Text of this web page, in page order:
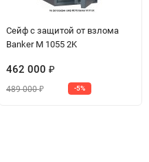
Сейф с защитой от взлома
Banker M 1055 2K
462 000 ₽
489 000₽ -5%